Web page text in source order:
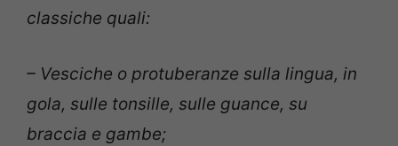
classiche quali:
– Vesciche o protuberanze sulla lingua, in
gola, sulle tonsille, sulle guance, su
braccia e gambe;